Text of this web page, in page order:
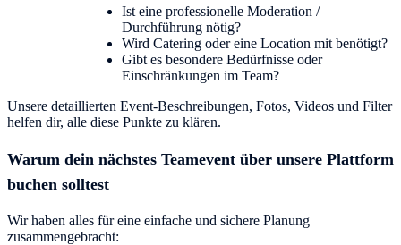
Ist eine professionelle Moderation /
Durchführung nötig?
Wird Catering oder eine Location mit benötigt?
Gibt es besondere Bedürfnisse oder
Einschränkungen im Team?
Unsere detaillierten Event-Beschreibungen, Fotos, Videos und Filter
helfen dir, alle diese Punkte zu klären.
Warum dein nächstes Teamevent über unsere Plattform
buchen solltest
Wir haben alles für eine einfache und sichere Planung
zusammengebracht: